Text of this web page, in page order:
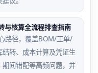
与核算全流程排查指南
路径，覆盖BOM/工单/
转、成本计算及凭证生
间错配等高频问题，并